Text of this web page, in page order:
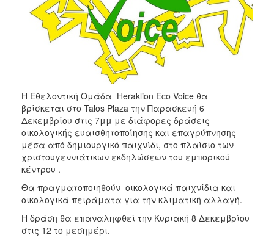
ΑΝΘΕΚΤΙΚΗ
ΠΟΛΗ
Η Εθελοντική Ομάδα Heraklion Eco Voice θα
βρίσκεται στο Talos Plaza την Παρασκευή 6
Δεκεμβρίου στις 7μμ με διάφορες δράσεις
οικολογικής ευαισθητοποίησης και επαγρύπνησης
μέσα από δημιουργικό παιχνίδι, στο πλαίσιο των
χριστουγεννιάτικων εκδηλώσεων του εμπορικού
κέντρου .
Θα πραγματοποιηθούν οικολογικά παιχνίδια και
οικολογικά πειράματα για την κλιματική αλλαγή.
Η δράση θα επαναληφθεί την Κυριακή 8 Δεκεμβρίου
στις 12 το μεσημέρι.